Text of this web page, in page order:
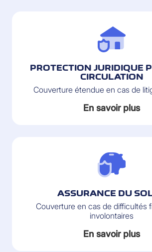
PROTECTION JURIDIQUE
CIRCULATION
Couverture étendue en cas de
En savoir plus
ASSURANCE DU
Couverture en cas de difficultés
involontaires
En savoir plus